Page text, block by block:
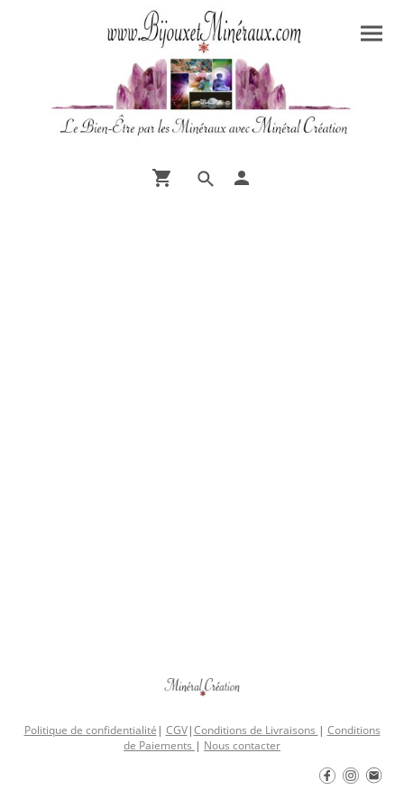
Politique de confidentialité | CGV|Conditions de Livraisons | Conditions
de Paiements | Nous contacter